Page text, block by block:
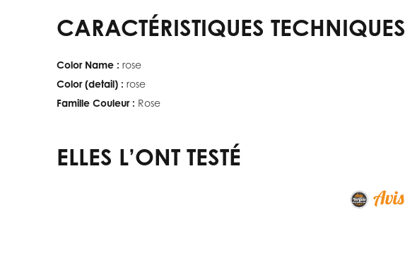
CARACTÉRISTIQUES TECHNIQUES
Color Name : rose
Color (detail) : rose
Famille Couleur : Rose
ELLES L’ONT TESTÉ